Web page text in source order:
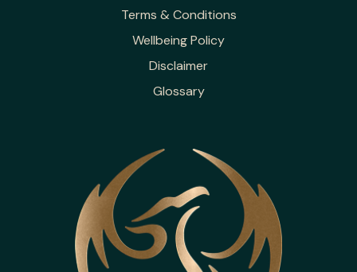
Terms & Conditions
Wellbeing Policy
Disclaimer
Glossary